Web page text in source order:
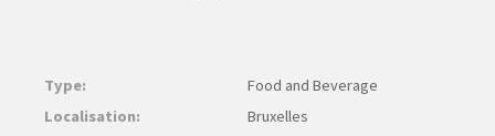
Type:
Food and Beverage
Localisation:
Bruxelles